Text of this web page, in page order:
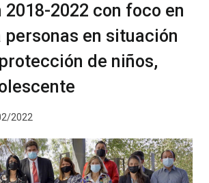
2022 con foco en
personas en situación
de niños,
2022